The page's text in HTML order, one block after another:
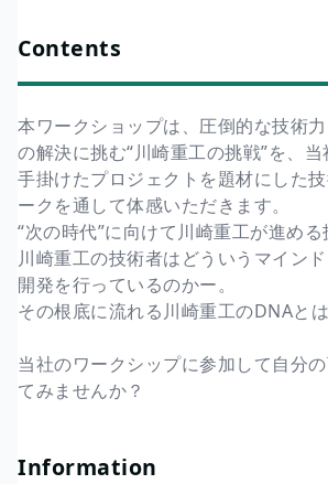
Contents
本ワークショップは、圧倒的な技術
の解決に挑む“川崎重工の挑戦”を、
手掛けたプロジェクトを題材にした
ークを通して体感いただきます。
“次の時代”に向けて川崎重工が進め
川崎重工の技術者はどういうマイン
開発を行っているのかー。
その根底に流れる川崎重工のDNAとは
当社のワークシップに参加して自分
てみませんか？
Information